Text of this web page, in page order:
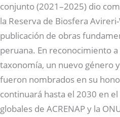
conjunto (2021–2025) dio
la Reserva de Biosfera
publicación de obras
peruana. En reconocimiento
taxonomía, un nuevo género
fueron nombrados en su
continuará hasta el 2030 en
globales de ACRENAP y la